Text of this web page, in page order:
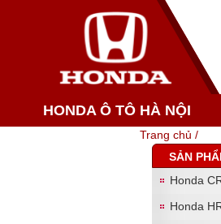
HONDA Ô TÔ HÀ NỘI
Trang chủ /
SẢN
Honda
Honda